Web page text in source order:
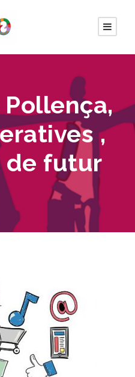
,
de futur